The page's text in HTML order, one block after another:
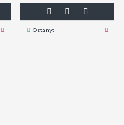
Osta nyt